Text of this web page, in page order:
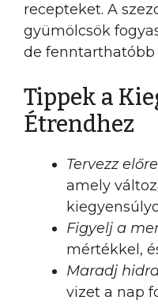
recepteket. A
gyümölcsök
de fenntarthatóbb
Tippek a
Étrendhez
Tervezz
amely
Figyelj a
mértékkel,
Maradj
vizet a nap